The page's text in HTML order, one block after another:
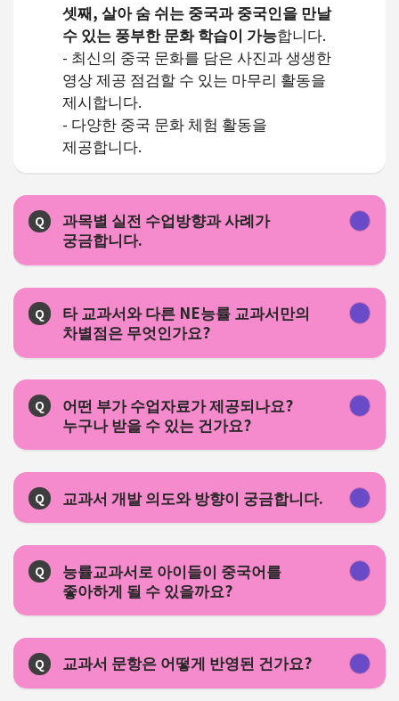
셋째, 살아 숨 쉬는 중국과 중국인을 만날
수 있는 풍부한 문화 학습이 가능합니다.
- 최신의 중국 문화를 담은 사진과 생생한
영상 제공 점검할 수 있는 마무리 활동을
제시합니다.
- 다양한 중국 문화 체험 활동을
제공합니다.
Q
과목별 실전 수업방향과 사례가
궁금합니다.
Q
타 교과서와 다른 NE능률 교과서만의
차별점은 무엇인가요?
Q
어떤 부가 수업자료가 제공되나요?
누구나 받을 수 있는 건가요?
Q 교과서 개발 의도와 방향이 궁금합니다.
Q
능률교과서로 아이들이 중국어를
좋아하게 될 수 있을까요?
Q 교과서 문항은 어떻게 반영된 건가요?